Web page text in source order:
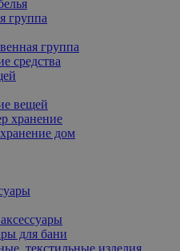
группа
группа
средства
вещей
хранение
дом
для бани
текстильные изделия